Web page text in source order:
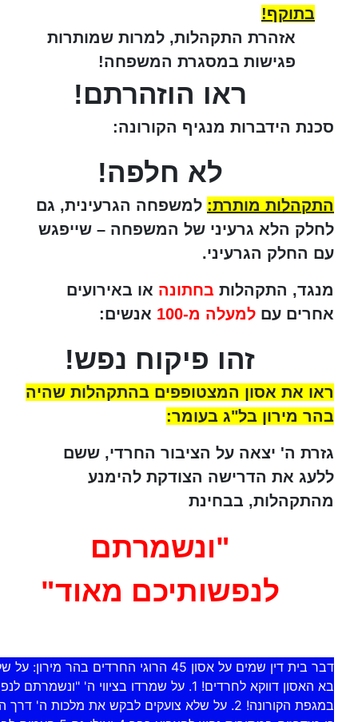
בתוקף!
אזהרת התקהלות, למרות שמותרות
פגישות במסגרת המשפחה!
ראו הוזהרתם!
סכנת הידברות מנגיף הקורונה:
לא חלפה!
התקהלות מותרת: למשפחה הגרעינית, גם
לחלק הלא גרעיני של המשפחה – שייפגש
עם החלק הגרעיני.
מנגד, התקהלות בחתונה או באירועים
אחרים עם למעלה מ-100 אנשים:
זהו פיקוח נפש!
ראו את אסון המצטופפים בהתקהלות שהיה
בהר מירון בל"ג בעומר:
גזרת ה' יצאה על הציבור החרדי, ששם
ללעג את הדרישה הצודקת להימנע
מהתקהלות, בבחינת
"ונשמרתם
לנפשותיכם מאוד"
דבר בית דין שמים על אסון 45 הרוגי החרדים בהר
בא האסון דווקא לחרדים! 1. על שמרדו בציווי ה'
במגפת הקורונה! 2. על שלא צועקים לבקש את מלכות ה'